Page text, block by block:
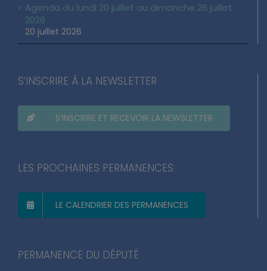
Agenda du lundi 20 juillet au dimanche 26 juillet
2026
20 juillet 2026
S’INSCRIRE À LA NEWSLETTER
S’INSCRIRE ET RECEVOIR LA NEWSLETTER
LES PROCHAINES PERMANENCES
LE CALENDRIER DES PERMANENCES
PERMANENCE DU DÉPUTÉ